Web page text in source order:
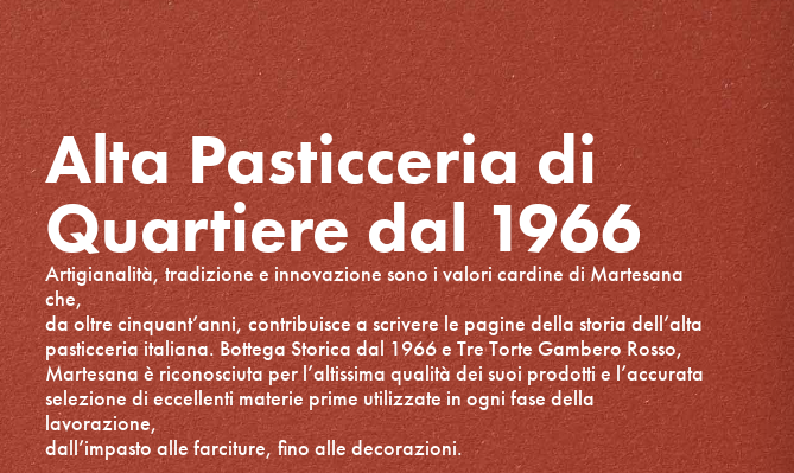
Alta Pasticceria di
Quartiere dal 1966
Artigianalità, tradizione e innovazione sono i valori cardine di Martesana
che,
da oltre cinquant’anni, contribuisce a scrivere le pagine della storia dell’alta
pasticceria italiana. Bottega Storica dal 1966 e Tre Torte Gambero Rosso,
Martesana è riconosciuta per l’altissima qualità dei suoi prodotti e l’accurata
selezione di eccellenti materie prime utilizzate in ogni fase della
lavorazione,
dall’impasto alle farciture, fino alle decorazioni.